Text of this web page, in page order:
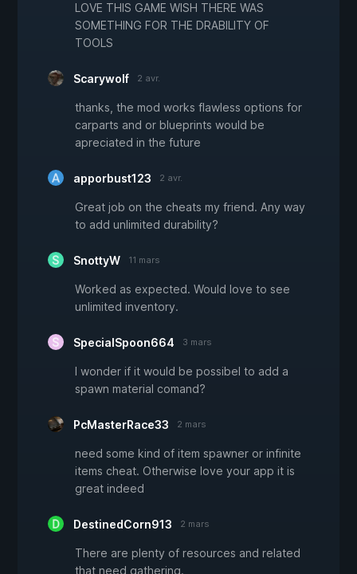
LOVE THIS GAME WISH THERE WAS
SOMETHING FOR THE DRABILITY OF
TOOLS
Scarywolf 2 avr.
thanks, the mod works flawless options for
carparts and or blueprints would be
apreciated in the future
apporbust123 2 avr.
Great job on the cheats my friend. Any way
to add unlimited durability?
SnottyW 11 mars
Worked as expected. Would love to see
unlimited inventory.
SpecialSpoon664 3 mars
I wonder if it would be possibel to add a
spawn material comand?
PcMasterRace33 2 mars
need some kind of item spawner or infinite
items cheat. Otherwise love your app it is
great indeed
DestinedCorn913 2 mars
There are plenty of resources and related
that need gathering.